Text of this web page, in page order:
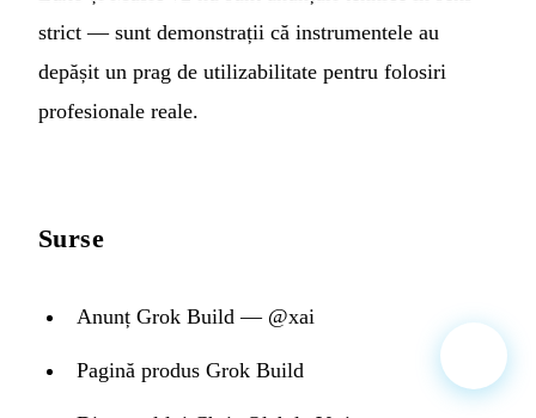
strict — sunt demonstrații că instrumentele au
depășit un prag de utilizabilitate pentru folosiri
profesionale reale.
Surse
Anunț Grok Build — @xai
Pagină produs Grok Build